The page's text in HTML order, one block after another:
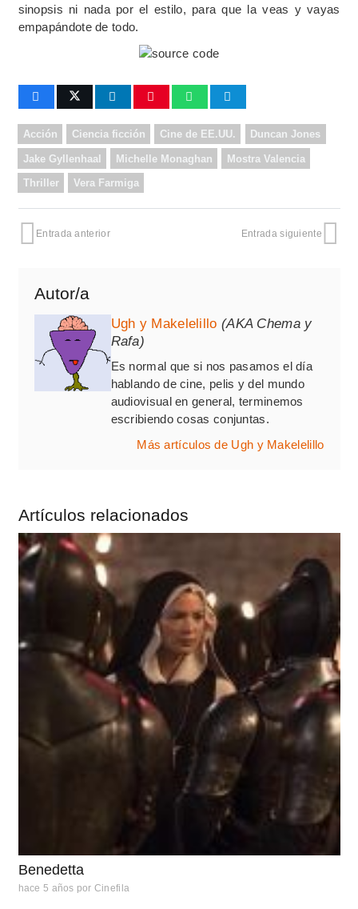
sinopsis ni nada por el estilo, para que la veas y vayas
empapándote de todo.
Acción Ciencia ficción Cine de EE.UU. Duncan Jones
Jake Gyllenhaal Michelle Monaghan Mostra Valencia
Thriller Vera Farmiga
Entrada anterior Entrada siguiente
Autor/a
Ugh y Makelelillo (AKA Chema y
Rafa)
Es normal que si nos pasamos el día
hablando de cine, pelis y del mundo
audiovisual en general, terminemos
escribiendo cosas conjuntas.
Más artículos de Ugh y Makelelillo
Artículos relacionados
Benedetta
hace 5 años por Cinefila